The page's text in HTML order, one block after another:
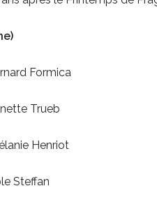
Formica
Henriot